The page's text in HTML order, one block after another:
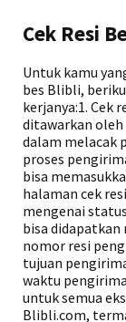
Cek Resi
Untuk kamu
bes Blibli,
kerjanya:1. Cek
ditawarkan
dalam melacak
proses
bisa
halaman cek
mengenai
bisa
nomor resi
tujuan
waktu
untuk semua
Blibli.com,